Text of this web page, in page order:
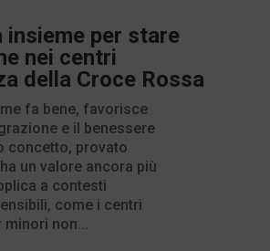
insieme per stare
nei centri
della Croce Rossa
fa bene, favorisce
e il benessere
concetto, provato
un valore ancora più
a contesti
come i centri
non...